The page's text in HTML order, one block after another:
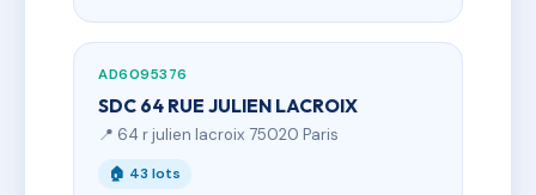
AD6095376
SDC 64 RUE JULIEN LACROIX
📍 64 r julien lacroix 75020 Paris
🏠 43 lots